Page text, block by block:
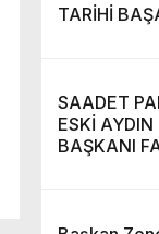
TARİHİ
SAADET
ESKİ AYDIN
BAŞKANI